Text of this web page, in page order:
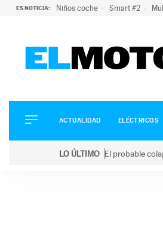
ES NOTICIA: Niños coche Smart #2
ELÉCTRICOS
CONDUCIR
ACTUALIDAD ELÉCTRICOS
LO ÚLTIMO El probable